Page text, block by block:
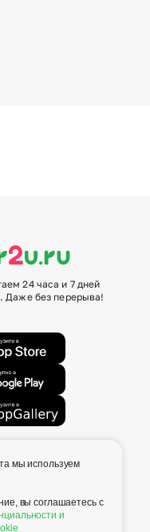
24 часа и 7 дней
Даже без перерыва!
мы используем
вы соглашаетесь с
и